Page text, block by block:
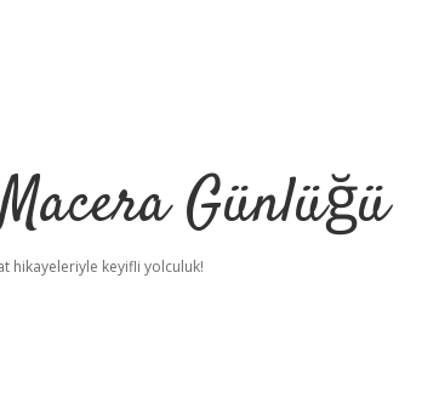
Günlüğü
hikayeleriyle keyifli yolculuk!